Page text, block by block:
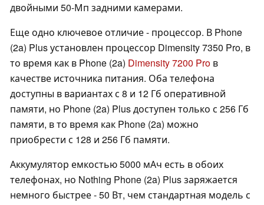
двойными 50-Мп задними камерами.
Еще одно ключевое отличие - процессор. В Phone
(2a) Plus установлен процессор Dimensity 7350 Pro, в
то время как в Phone (2a) Dimensity 7200 Pro в
качестве источника питания. Оба телефона
доступны в вариантах с 8 и 12 Гб оперативной
памяти, но Phone (2a) Plus доступен только с 256 Гб
памяти, в то время как Phone (2a) можно
приобрести с 128 и 256 Гб памяти.
Аккумулятор емкостью 5000 мАч есть в обоих
телефонах, но Nothing Phone (2a) Plus заряжается
немного быстрее - 50 Вт, чем стандартная модель с